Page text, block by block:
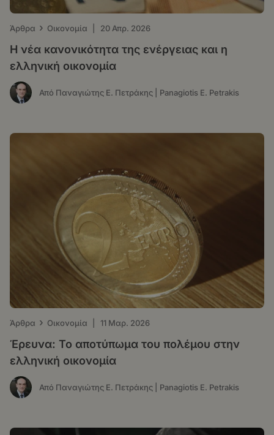
Άρθρα › Οικονομία 20 Απρ. 2026
Η νέα κανονικότητα της ενέργειας και η
ελληνική οικονομία
Από Παναγιώτης Ε. Πετράκης | Panagiotis E. Petrakis
Άρθρα › Οικονομία 11 Μαρ. 2026
Έρευνα: Το αποτύπωμα του πολέμου στην
ελληνική οικονομία
Από Παναγιώτης Ε. Πετράκης | Panagiotis E. Petrakis